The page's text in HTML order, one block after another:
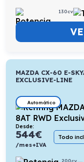
130cv
MAZDA CX-60 E-
EXCLUSIVE-LINE
Automático
Desde:
544€
/mes+IVA
Todo
200cv